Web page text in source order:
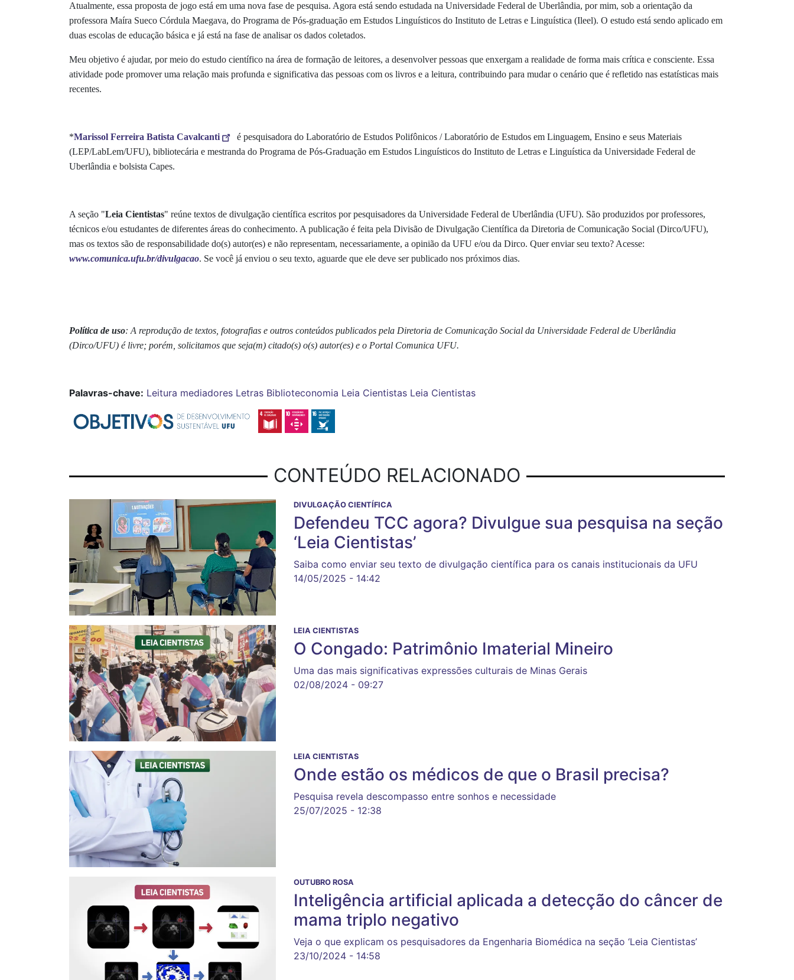
Atualmente, essa proposta de jogo está em uma nova fase de pesquisa. Agora está sendo estudada na Universidade Federal de Uberlândia, por mim, sob a orientação da
professora Maíra Sueco Córdula Maegava, do Programa de Pós-graduação em Estudos Linguísticos do Instituto de Letras e Linguística (Ileel). O estudo está sendo aplicado em
duas escolas de educação básica e já está na fase de analisar os dados coletados.
Meu objetivo é ajudar, por meio do estudo científico na área de formação de leitores, a desenvolver pessoas que enxergam a realidade de forma mais crítica e consciente. Essa
atividade pode promover uma relação mais profunda e significativa das pessoas com os livros e a leitura, contribuindo para mudar o cenário que é refletido nas estatísticas mais
recentes.
*Marissol Ferreira Batista Cavalcanti
é pesquisadora do Laboratório de Estudos Polifônicos / Laboratório de Estudos em Linguagem, Ensino e seus Materiais
(LEP/LabLem/UFU), bibliotecária e mestranda do Programa de Pós-Graduação em Estudos Linguísticos do Instituto de Letras e Linguística da Universidade Federal de
Uberlândia e bolsista Capes.
A seção "Leia Cientistas" reúne textos de divulgação científica escritos por pesquisadores da Universidade Federal de Uberlândia (UFU). São produzidos por professores,
técnicos e/ou estudantes de diferentes áreas do conhecimento. A publicação é feita pela Divisão de Divulgação Científica da Diretoria de Comunicação Social (Dirco/UFU),
mas os textos são de responsabilidade do(s) autor(es) e não representam, necessariamente, a opinião da UFU e/ou da Dirco. Quer enviar seu texto? Acesse:
www.comunica.ufu.br/divulgacao. Se você já enviou o seu texto, aguarde que ele deve ser publicado nos próximos dias.
Política de uso: A reprodução de textos, fotografias e outros conteúdos publicados pela Diretoria de Comunicação Social da Universidade Federal de Uberlândia
(Dirco/UFU) é livre; porém, solicitamos que seja(m) citado(s) o(s) autor(es) e o Portal Comunica UFU.
Palavras-chave: Leitura mediadores Letras Biblioteconomia Leia Cientistas Leia Cientistas
CONTEÚDO RELACIONADO
DIVULGAÇÃO CIENTÍFICA
Defendeu TCC agora? Divulgue sua pesquisa na seção
‘Leia Cientistas’
Saiba como enviar seu texto de divulgação científica para os canais institucionais da UFU
14/05/2025 - 14:42
LEIA CIENTISTAS
O Congado: Patrimônio Imaterial Mineiro
Uma das mais significativas expressões culturais de Minas Gerais
02/08/2024 - 09:27
LEIA CIENTISTAS
Onde estão os médicos de que o Brasil precisa?
Pesquisa revela descompasso entre sonhos e necessidade
25/07/2025 - 12:38
OUTUBRO ROSA
Inteligência artificial aplicada a detecção do câncer de
mama triplo negativo
Veja o que explicam os pesquisadores da Engenharia Biomédica na seção ‘Leia Cientistas’
23/10/2024 - 14:58